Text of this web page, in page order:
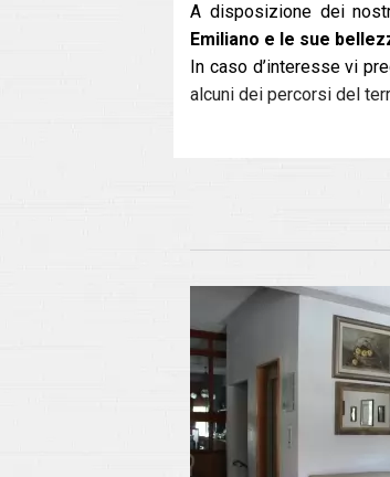
A disposizione dei
Emiliano e le sue
In caso d’interesse vi
alcuni dei percorsi del